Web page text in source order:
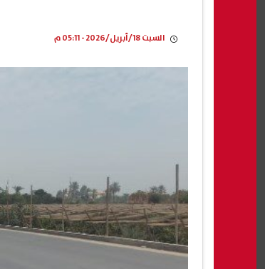
السبت 18/أبريل/2026 - 05:11 م